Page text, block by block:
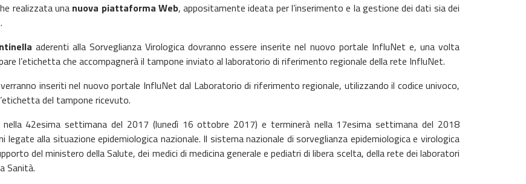
realizzata una nuova piattaforma Web, appositamente ideata per l’inserimento e la gestione dei dati sia dei
aderenti alla Sorveglianza Virologica dovranno essere inserite nel nuovo portale InfluNet e, una volta
l’etichetta che accompagnerà il tampone inviato al laboratorio di riferimento regionale della rete InfluNet.
inseriti nel nuovo portale InfluNet dal Laboratorio di riferimento regionale, utilizzando il codice univoco,
del tampone ricevuto.
42esima settimana del 2017 (lunedì 16 ottobre 2017) e terminerà nella 17esima settimana del 2018
alla situazione epidemiologica nazionale. Il sistema nazionale di sorveglianza epidemiologica e virologica
del ministero della Salute, dei medici di medicina generale e pediatri di libera scelta, della rete dei laboratori
Sanità.